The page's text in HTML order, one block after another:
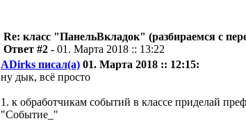
Re: класс "ПанельВкладок" (разбираемся с
Ответ #2 - 01. Марта 2018 :: 13:22
ADirks писал(а) 01. Марта 2018 :: 12:15:
ну дык, всё просто
1. к обработчикам событий в классе приделай
"Событие_"